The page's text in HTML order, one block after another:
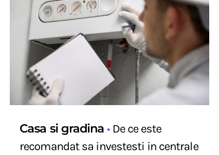
Casa si gradina
De ce este
recomandat sa investesti in centrale